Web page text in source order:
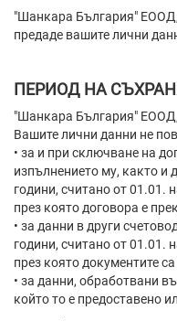
"Шанкара България"
предаде вашите лични
ПЕРИОД НА
"Шанкара България"
Вашите лични данни не
• за и при сключване на
изпълнението му, както и
години, считано от 01.01.
през която договора е
• за данни в други
години, считано от 01.01.
през която документите
• за данни, обработвани
който то е предоставено